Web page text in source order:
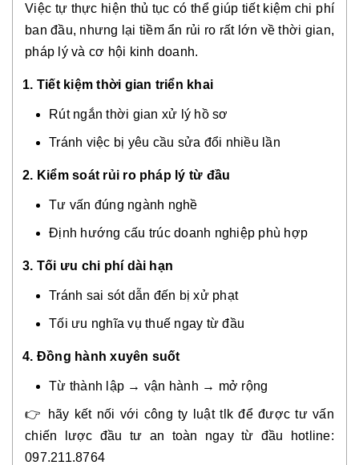
Việc tự thực hiện thủ tục có thể giúp tiết kiệm chi phí
ban đầu, nhưng lại tiềm ẩn rủi ro rất lớn về thời gian,
pháp lý và cơ hội kinh doanh.
1. Tiết kiệm thời gian triển khai
Rút ngắn thời gian xử lý hồ sơ
Tránh việc bị yêu cầu sửa đổi nhiều lần
2. Kiểm soát rủi ro pháp lý từ đầu
Tư vấn đúng ngành nghề
Định hướng cấu trúc doanh nghiệp phù hợp
3. Tối ưu chi phí dài hạn
Tránh sai sót dẫn đến bị xử phạt
Tối ưu nghĩa vụ thuế ngay từ đầu
4. Đồng hành xuyên suốt
Từ thành lập → vận hành → mở rộng
👉 hãy kết nối với công ty luật tlk để được tư vấn
chiến lược đầu tư an toàn ngay từ đầu hotline:
097.211.8764